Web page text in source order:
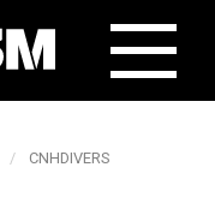
CNHDIVERS